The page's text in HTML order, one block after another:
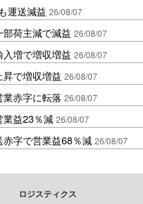
運送減益 26/08/07
荷主減で減益 26/08/07
増で増収増益 26/08/07
で増収増益 26/08/07
赤字に転落 26/08/07
業益23％減 26/08/07
字で営業益68％減 26/08/07
ロジスティクス